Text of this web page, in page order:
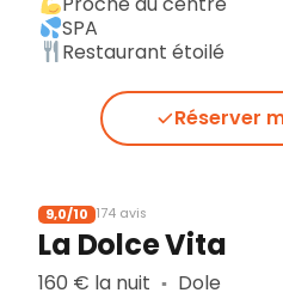
SPA
Restaurant étoilé
Réserver
9,0/10 174 avis
La Dolce Vita
160 € la nuit ▪︎ Dole